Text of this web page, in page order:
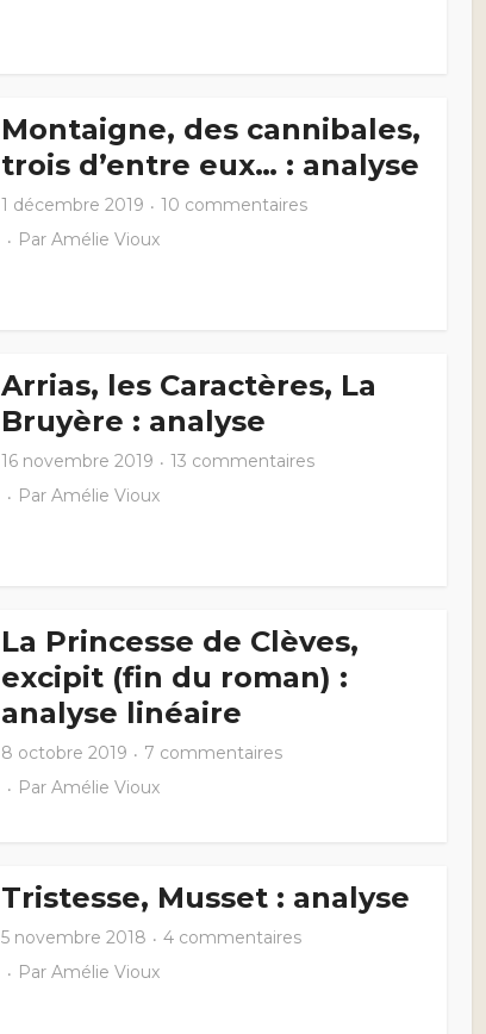
Montaigne, des cannibales,
trois d’entre eux… : analyse
1 décembre 2019
10 commentaires
Par Amélie Vioux
Arrias, les Caractères, La
Bruyère : analyse
16 novembre 2019
13 commentaires
Par Amélie Vioux
La Princesse de Clèves,
excipit (fin du roman) :
analyse linéaire
8 octobre 2019
7 commentaires
Par Amélie Vioux
Tristesse, Musset : analyse
5 novembre 2018
4 commentaires
Par Amélie Vioux